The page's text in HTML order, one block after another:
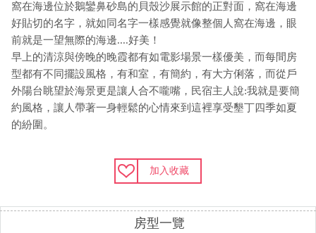
窩在海邊位於鵝鑾鼻砂島的貝殼沙展示館的正對面，窩在海邊
好貼切的名字，就如同名字一樣感覺就像整個人窩在海邊，眼
前就是一望無際的海邊....好美！
早上的清涼與傍晚的晚霞都有如電影場景一樣優美，而每間房
型都有不同擺設風格，有和室，有簡約，有大方俐落，而從戶
外陽台眺望於海景更是讓人合不嚨嘴，民宿主人說:我就是要簡
約風格，讓人帶著一身輕鬆的心情來到這裡享受墾丁四季如夏
的紛圍。
加入收藏
房型一覽